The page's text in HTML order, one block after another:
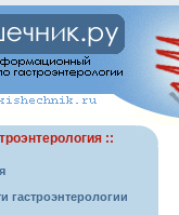
::
гастроэнтерологии